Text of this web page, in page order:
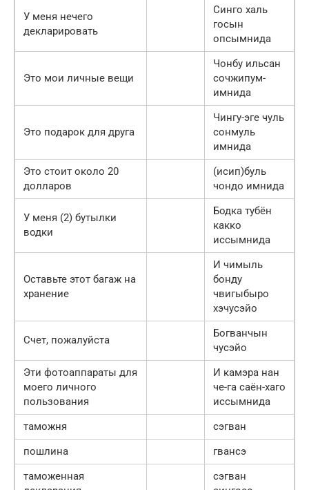
У меня нечего
декларировать
Синго халь
госын
опсымнида
Это мои личные вещи
Чонбу ильсан
сочжипум-
имнида
Это подарок для друга
Чингу-эге чуль
сонмуль
имнида
Это стоит около 20
долларов
(исип)буль
чондо имнида
У меня (2) бутылки
водки
Бодка тубён
какко
иссымнида
Оставьте этот багаж на
хранение
И чимыль
бонду
чвигыбыро
хэчусэйо
Счет, пожалуйста
Богванчын
чусэйо
Эти фотоаппараты для
моего личного
пользования
И камэра нан
че-га саён-хаго
иссымнида
таможня
сэгван
пошлина
гвансэ
таможенная
сэгван